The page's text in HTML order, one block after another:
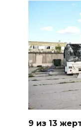
9 из 13